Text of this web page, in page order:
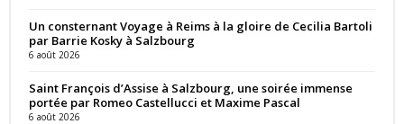
Un consternant Voyage à Reims à la gloire de Cecilia Bartoli
par Barrie Kosky à Salzbourg
6 août 2026
Saint François d’Assise à Salzbourg, une soirée immense
portée par Romeo Castellucci et Maxime Pascal
6 août 2026